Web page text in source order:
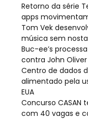
Retorno da série
apps
Tom Vek
música sem
Buc-ee’s
contra John Oliver
Centro de dados
alimentado pela
EUA
Concurso
com 40 vagas e